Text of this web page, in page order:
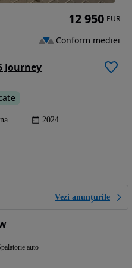
Journey
2024
Vezi anunțurile
auto
12 950 EUR
Conform mediei